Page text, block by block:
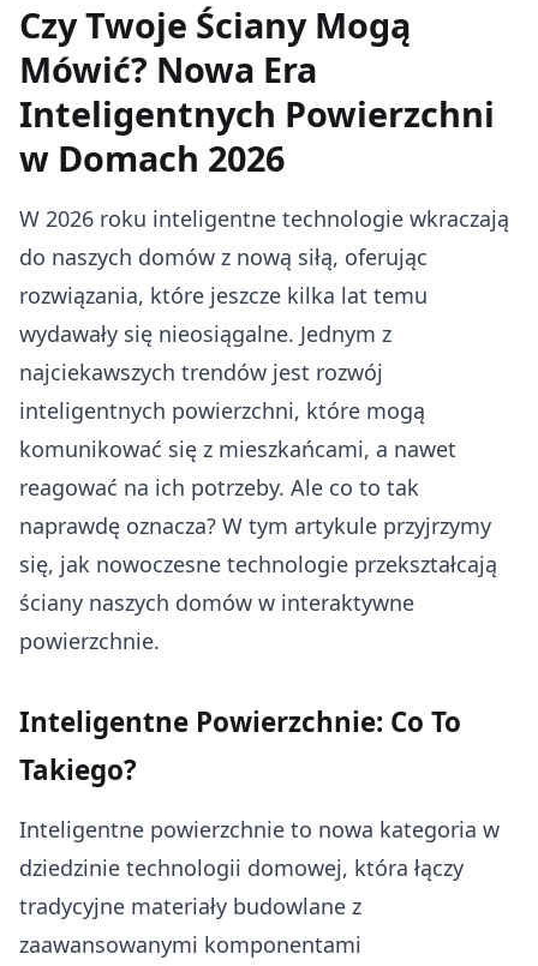
Czy Twoje Ściany Mogą
Mówić? Nowa Era
Inteligentnych Powierzchni
w Domach 2026
W 2026 roku inteligentne technologie wkraczają
do naszych domów z nową siłą, oferując
rozwiązania, które jeszcze kilka lat temu
wydawały się nieosiągalne. Jednym z
najciekawszych trendów jest rozwój
inteligentnych powierzchni, które mogą
komunikować się z mieszkańcami, a nawet
reagować na ich potrzeby. Ale co to tak
naprawdę oznacza? W tym artykule przyjrzymy
się, jak nowoczesne technologie przekształcają
ściany naszych domów w interaktywne
powierzchnie.
Inteligentne Powierzchnie: Co To
Takiego?
Inteligentne powierzchnie to nowa kategoria w
dziedzinie technologii domowej, która łączy
tradycyjne materiały budowlane z
zaawansowanymi komponentami